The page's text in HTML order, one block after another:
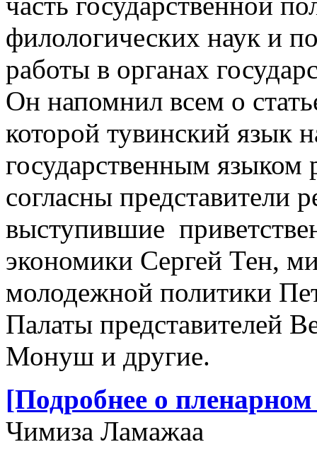
филологических наук и
работы в органах
Он напомнил всем о
которой тувинский язык
государственным
согласны представители
выступившие
экономики Сергей Тен,
молодежной политики
Палаты представителей
Монуш и другие.
[Подробнее о пленарном
Чимиза Ламажаа